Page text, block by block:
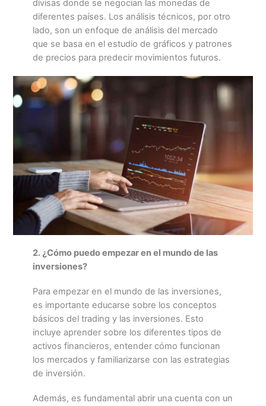
divisas donde se negocian las monedas de
diferentes países. Los análisis técnicos, por otro
lado, son un enfoque de análisis del mercado
que se basa en el estudio de gráficos y patrones
de precios para predecir movimientos futuros.
2. ¿Cómo puedo empezar en el mundo de las
inversiones?
Para empezar en el mundo de las inversiones,
es importante educarse sobre los conceptos
básicos del trading y las inversiones. Esto
incluye aprender sobre los diferentes tipos de
activos financieros, entender cómo funcionan
los mercados y familiarizarse con las estrategias
de inversión.
Además, es fundamental abrir una cuenta con un